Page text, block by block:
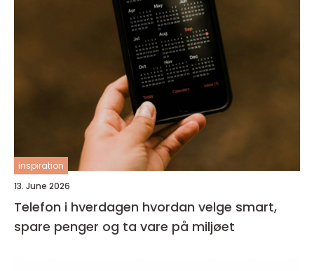
inspiration
13. June 2026
Telefon i hverdagen hvordan velge smart,
spare penger og ta vare på miljøet